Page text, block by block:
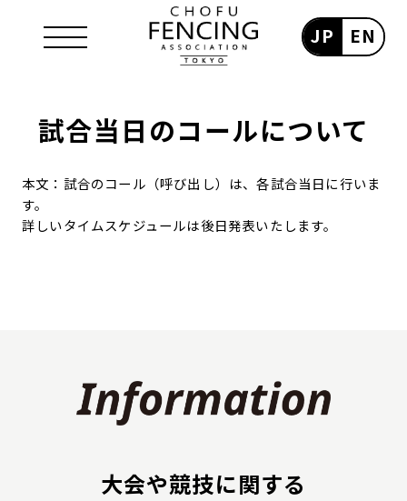
EN
JP
試合当日のコールについて
本文：試合のコール（呼び出し）は、各試合当日に行いま
す。
詳しいタイムスケジュールは後日発表いたします。
大会や競技に関する